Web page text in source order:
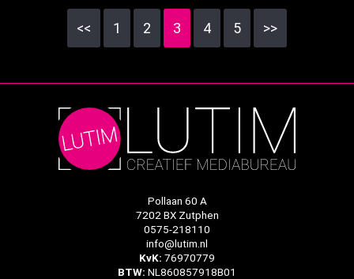
<< 1 2 3 4 5 >>
Pollaan 60 A
7202 BX Zutphen
0575-218110
info@lutim.nl
KvK: 76970779
BTW: NL860857918B01